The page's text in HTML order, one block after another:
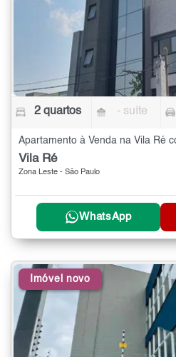
2 quartos - suíte
Apartamento à Venda na Vila Ré
Vila Ré
Zona Leste - São Paulo
WhatsApp
Imóvel novo